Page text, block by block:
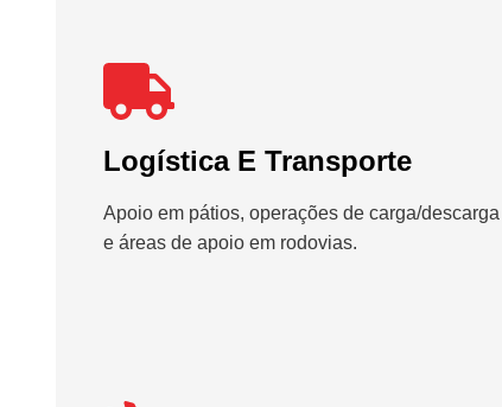
Logística E Transporte
Apoio em pátios, operações de carga/descarga
e áreas de apoio em rodovias.